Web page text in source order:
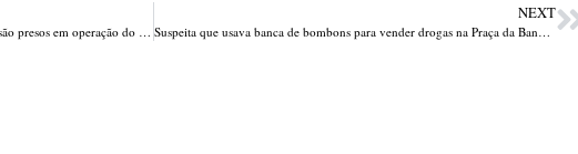
Suspeitos de roubar servidora do TJ em padaria são presos em operação do DRACO
NEXT
Suspeita que usava banca de bombons para vender drogas na Praça da Bandeira é presa no Centro de Teresina